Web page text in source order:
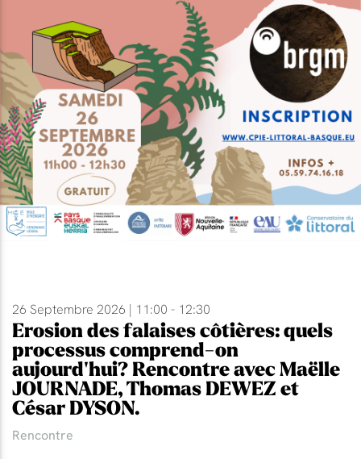
26 Septembre 2026 | 11:00 - 12:30
Erosion des falaises côtières: quels
processus comprend-on
aujourd'hui? Rencontre avec Maëlle
JOURNADE, Thomas DEWEZ et
César DYSON.
Rencontre